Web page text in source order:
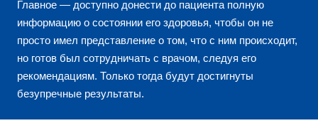
Главное — доступно донести до пациента полную
информацию о состоянии его здоровья, чтобы он не
просто имел представление о том, что с ним происходит,
но готов был сотрудничать с врачом, следуя его
рекомендациям. Только тогда будут достигнуты
безупречные результаты.